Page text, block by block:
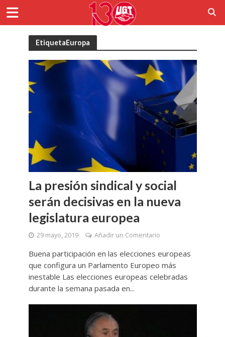
EtiquetaEuropa
La presión sindical y social
serán decisivas en la nueva
legislatura europea
29 mayo, 2019 Añadir un Comentario
Buena participación en las elecciones europeas
que configura un Parlamento Europeo más
inestable Las elecciones europeas celebradas
durante la semana pasada en...